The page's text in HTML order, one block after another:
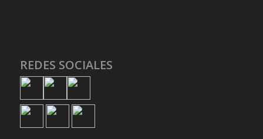
REDES SOCIALES